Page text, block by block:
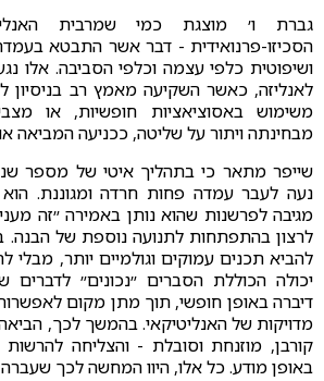
גברת ו׳ מוצגת כמי שמרבית
הסכיזו-פרנואידית - דבר אשר התבטא
ושיפוטית כלפי עצמה וכלפי הסביבה. אלו
לאנליזה, כאשר השקיעה מאמץ רב בניסיון
משימוש באסוציאציות חופשיות, או
מבחינתה ויתור על שליטה, ככניעה המביאה
שייפר מתאר כי בתהליך איטי של מספר
נעה לעבר עמדה פחות חרדה ומגוננת.
מגיבה לפרשנות שהוא נותן באמירה ״זה
לרצון בהתפתחות לתנועה נוספת של הבנה.
להביא תכנים עמוקים וגולמיים יותר,
יכולה הכוללת הסברים ״נכונים״
דיברה באופן חופשי, תוך מתן מקום
מדויקות של האנליטיקאי. בהמשך לכך,
קורבן, מוזנחת וסובלת - והצליחה
באופן מודע. כל אלו, היוו המחשה לכך